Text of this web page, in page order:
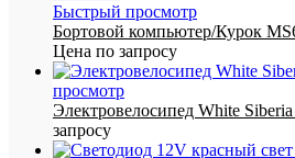
Быстрый просмотр
Бортовой компьютер/Курок
Цена по запросу
просмотр
Электровелосипед White
запросу